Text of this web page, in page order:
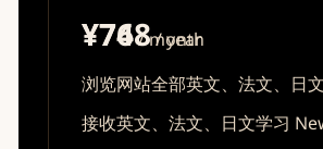
¥74/ month
¥768/ year
浏览网站全部英文、法文、日
接收英文、法文、日文学习